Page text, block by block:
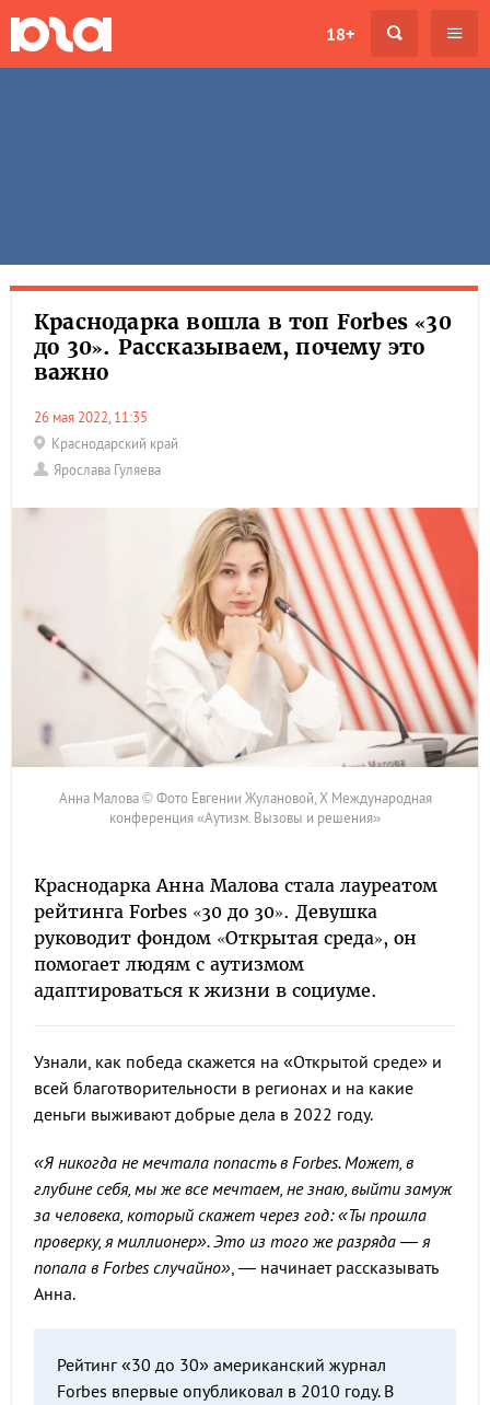
18+
Краснодарка вошла в топ Forbes «30
до 30». Рассказываем, почему это
важно
26 мая 2022, 11:35
Краснодарский край
Ярослава Гуляева
Анна Малова © Фото Евгении Жулановой, Х Международная
конференция «Аутизм. Вызовы и решения»
Краснодарка Анна Малова стала лауреатом
рейтинга Forbes «30 до 30». Девушка
руководит фондом «Открытая среда», он
помогает людям с аутизмом
адаптироваться к жизни в социуме.
Узнали, как победа скажется на «Открытой среде» и
всей благотворительности в регионах и на какие
деньги выживают добрые дела в 2022 году.
«Я никогда не мечтала попасть в Forbes. Может, в
глубине себя, мы же все мечтаем, не знаю, выйти замуж
за человека, который скажет через год: «Ты прошла
проверку, я миллионер». Это из того же разряда — я
попала в Forbes случайно», — начинает рассказывать
Анна.
Рейтинг «30 до 30» американский журнал
Forbes впервые опубликовал в 2010 году. В